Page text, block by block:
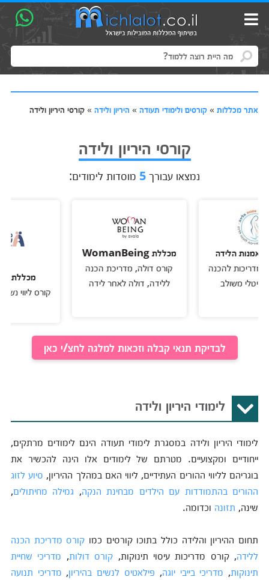
אתר מכללות» קורסים ולימודי תעודה» היריון ולידה» קורסי היריון ולידה
קורסי היריון ולידה
נמצאו עבורך5 מוסדות לימודים:
הלידה
להכנה
משולב
מכללת WomanBeing
קורס דולה, מדריכת הכנה
ללידה, דולה לאחר לידה
מכללת עידן
קורס ליווי נשים
לבדיקת תנאי קבלה וזכאות למלגה לחצ/י כאן
לימודי היריון ולידה
לימודי היריון ולידה במסגרת לימודי תעודה הינם לימודים מרתקים,
ייחודיים ומקצועיים. מטרתם של לימודים אלו הינה להכשיר את
בוגריהם לליווי ההורים העתידיים, ליווי האם במהלך ההיריון, סיוע לזוג
ההורים בהתמודדות עם הילדים מבחינת הנקה, גמילה מחיתולים,
שינה, תזונה וכדומה.
תחום ההיריון והלידה כולל בתוכו קורסים כמו קורס מדריכת הכנה
ללידה, קורס מדריכות עיסוי תינוקות, קורס דולות, מדריכי שחיית
תינוקות, מדריכי בייבי יוגה, פילאטיס לנשים בהיריון, מדריכי תנועה